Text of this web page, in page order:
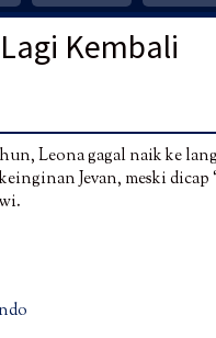
Kembali
Leona gagal naik ke
Jevan, meski